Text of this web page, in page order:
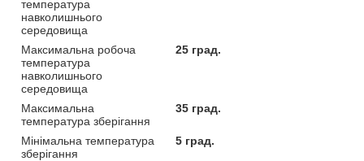
температура
навколишнього
середовища
Максимальна робоча
температура
навколишнього
середовища
25 град.
Максимальна
температура зберігання
35 град.
Мінімальна температура
зберігання
5 град.